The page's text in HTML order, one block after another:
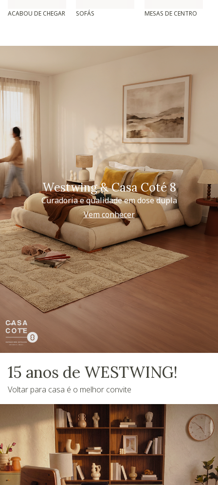
ACABOU DE CHEGAR SOFÁS MESAS DE CENTRO
Westwing & Casa Coté 8
Curadoria e qualidade em dose dupla
Vem conhecer
15 anos de WESTWING!
Voltar para casa é o melhor convite